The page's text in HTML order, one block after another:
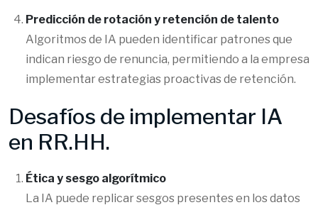
Predicción de rotación y retención de talento
Algoritmos de IA pueden identificar patrones que
indican riesgo de renuncia, permitiendo a la empresa
implementar estrategias proactivas de retención.
Desafíos de implementar IA
en RR.HH.
Ética y sesgo algorítmico
La IA puede replicar sesgos presentes en los datos